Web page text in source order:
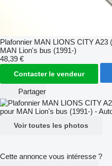
Plafonnier MAN LIONS CITY A23
MAN Lion's bus (1991-)
48,39 €
Contacter le vendeur
Partager
Voir toutes les photos
Cette annonce vous intéresse ?